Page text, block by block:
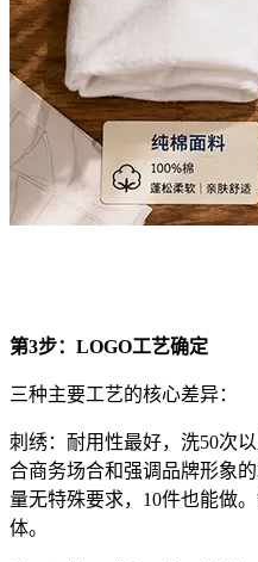
第3步：LOGO工艺确定
三种主要工艺的核心差异：
刺绣：耐用性最好，洗50次
合商务场合和强调品牌形象
量无特殊要求，10件也能做
体。